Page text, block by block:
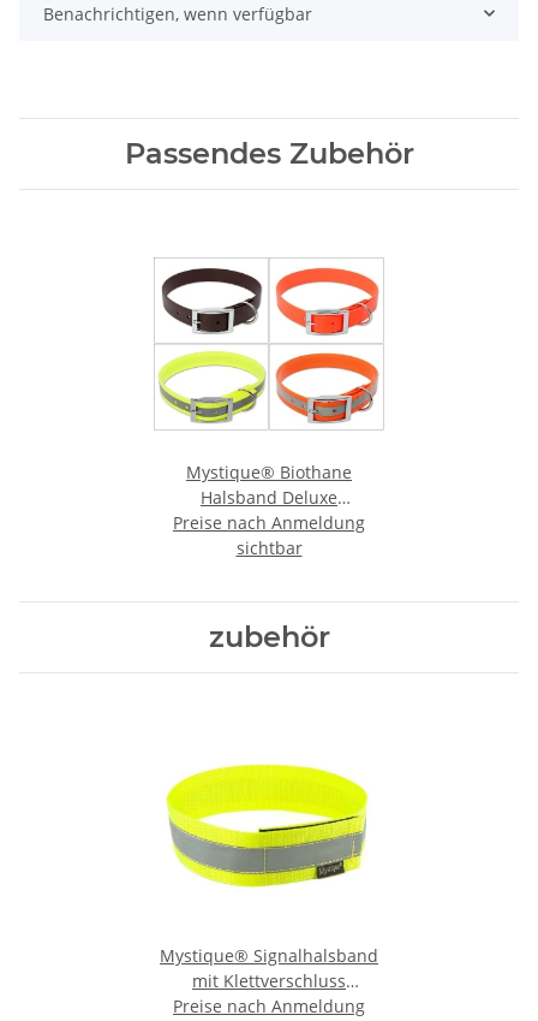
Benachrichtigen, wenn verfügbar
Passendes Zubehör
Mystique® Biothane
Halsband Deluxe
Hundehalsband
Preise nach Anmeldung
sichtbar
zubehör
Mystique® Signalhalsband
mit Klettverschluss
Reflexhalsband 55cm neon
Preise nach Anmeldung